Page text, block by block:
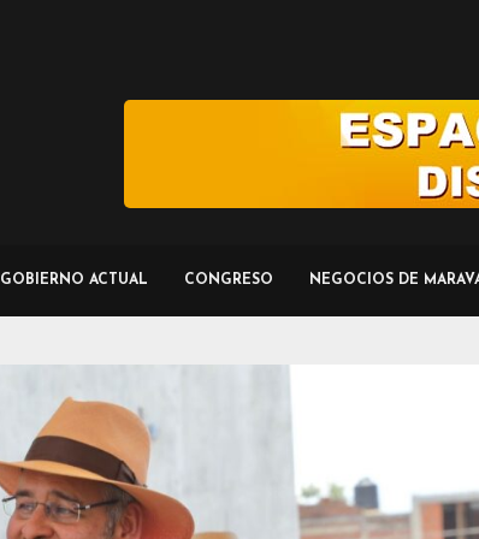
GOBIERNO ACTUAL CONGRESO NEGOCIOS DE